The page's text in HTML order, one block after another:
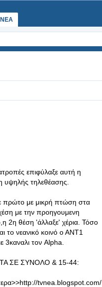
επιφύλαξε αυτή η
τηλεθέασης.
πρώτο με μικρή πτώση στα
με την προηγουμενη
2η θέση 'άλλαξε' χέρια. Τόσο
το νεανικό κοινό ο ΑΝΤ1
3καναλι τον Alpha.
ΣΕ ΣΥΝΟΛΟ & 15-44:
tvnea.blogspot.com/